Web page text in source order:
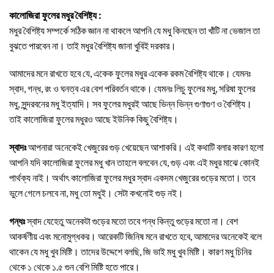
কালোজিরা ফুলের মধুর বৈশিষ্ট্য :
মধুর বৈশিষ্ট্য সম্পর্কে সঠিক জ্ঞান না থাকলে আপনি যে মধু কিনছেন তা খাঁটি না ভেজাল তা
বুঝতে পারবেন না। তাই মধুর বৈশিষ্ট্য জানা খুবিই দরকার।
আমাদের মনে রাখতে হবে যে, একেক ফুলের মধুর একেক রকম বৈশিষ্ট্য থাকে। যেমনঃ
স্বাদ, গন্ধ, রং ও ঘনত্ব এর বেশ পরিবর্তন থাকে। যেমনঃ লিচু ফুলের মধু, সরিষা ফুলের
মধু, সুন্দরবনের মধু ইত্যাদি। সব ফুলের মধুরই আছে ভিন্ন ভিন্ন গুণাগুণ ও বৈশিষ্ট্য।
তাই কালোজিরা ফুলের মধুরও আছে ইউনিক কিছু বৈশিষ্ট্য।
স্বাদঃআপনারা অনেকেই খেজুরের গুড় খেয়েছেন আশাকরি। এই কথাটি বলার কারণ হলো
আপনি যদি কালোজিরা ফুলের মধু খান তাহলে বলবেন যে, গুড় এবং এই মধুর মাঝে কোনই
পার্থক্য নাই। অর্থাৎ কালোজিরা ফুলের মধুর স্বাদ একদম খেজুরের গুড়ের মতো। তবে
ভুলে গেলে চলবে না, মধু তো মধুই। সেটা কখনোই গুড় নই।
গন্ধঃস্বাদ যেহেতু অনেকটা গুড়ের মতো তবে গন্ধ কিন্তু গুড়ের মতো না। বেশ
আকর্ষণীয় এবং মনোমুগ্ধকর। আরেকটি জিনিষ মনে রাখতে হবে, আমাদের অনেকেই বলে
থাকেন যে মধু খুব মিষ্টি। তাদের উদ্দেশে বলছি, জি ভাই মধু খুব মিষ্টি। কারণ মধু চিনির
থেকে ১ থেকে ১.৫ গুন বেশি মিষ্টি হতে পারে।